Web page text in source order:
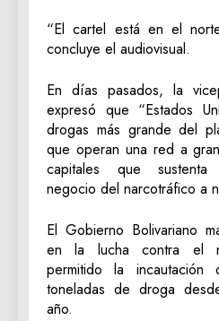
“El cartel está en el
concluye el audiovisual.
En días pasados, la
expresó que “Estados
drogas más grande del
que operan una red a
capitales que sustenta
negocio del narcotráfico a
El Gobierno Bolivariano
en la lucha contra el
permitido la
toneladas de droga
año.